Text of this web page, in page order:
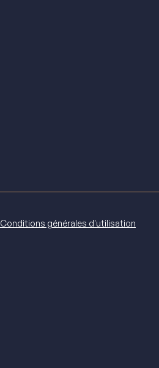
Conditions générales d'utilisation